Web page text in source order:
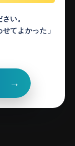
い。
てよかった」
→